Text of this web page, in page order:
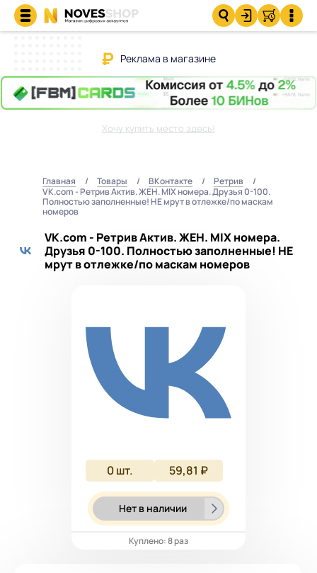
Реклама в магазине
Хочу купить место здесь!
Главная Товары ВКонтакте
Ретрив
VK.com - Ретрив Актив. ЖЕН. MIX номера. Друзья 0-100.
Полностью заполненные! НЕ мрут в отлежке/по маскам
номеров
VK.com - Ретрив Актив. ЖЕН. MIX номера.
Друзья 0-100. Полностью заполненные! НЕ
мрут в отлежке/по маскам номеров
0шт. 59,81 ₽
Нет в наличии
Куплено: 8 раз